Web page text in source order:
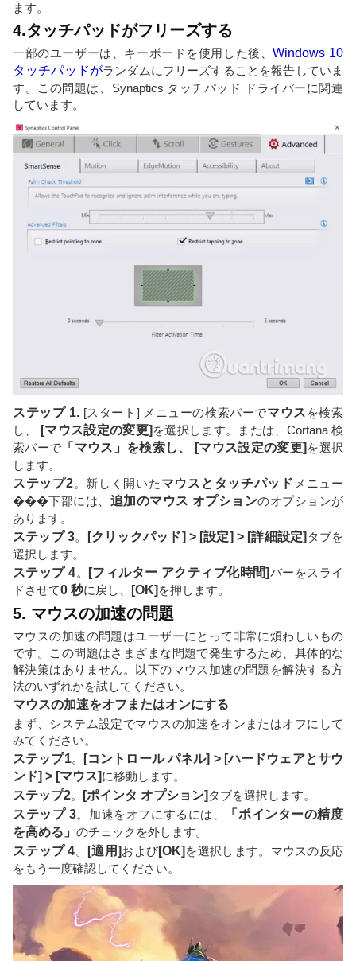
ます。
4.タッチパッドがフリーズする
一部のユーザーは、キーボードを使用した後、Windows 10
タッチパッドがランダムにフリーズすることを報告していま
す。この問題は、Synaptics タッチパッド ドライバーに関連
しています。
ステップ 1.[スタート] メニューの検索バーでマウス を検索
し、
[マウス設定の変更] を選択します。または、Cortana 検
索バーで 「マウス」を検索し、 [マウス設定の変更] を選択
します。
ステップ2。新しく開いた マウスとタッチパッド メニュー
���下部には、 追加のマウス オプションのオプションが
あります。
ステップ 3。 [クリックパッド] > [設定] > [詳細設定] タブを
選択します。
ステップ 4。 [フィルター アクティブ化時間]バーをスライ
ドさせて0 秒に戻し、 [OK] を押します。
5. マウスの加速の問題
マウスの加速の問題はユーザーにとって非常に煩わしいもの
です。この問題はさまざまな問題で発生するため、具体的な
解決策はありません。以下のマウス加速の問題を解決する方
法のいずれかを試してください。
マウスの加速をオフまたはオンにする
まず、システム設定でマウスの加速をオンまたはオフにして
みてください。
ステップ1。
[コントロール パネル] > [ハードウェアとサウ
ンド] > [マウス]に移動します。
ステップ2。 [ポインタ オプション] タブを選択します。
ステップ 3。加速をオフにするには、
「ポインターの精度
を高める」 のチェックを外します。
ステップ 4。 [適用]および[OK] を選択します。マウスの反応
をもう一度確認してください。